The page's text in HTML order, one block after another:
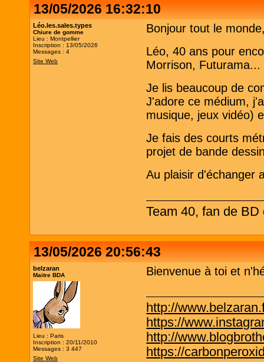
13/05/2026 16:32:10
Léo.les.sales.types
Chiure de gomme
Lieu : Montpellier
Inscription : 13/05/2026
Messages : 4
Site Web
Bonjour tout le
Léo, 40 ans pour
Morrison, Futurama...
Je lis beaucoup de
J'adore ce médium,
musique, jeux vidéo)
Je fais des courts
projet de bande
Au plaisir d'échanger
Team 40, fan de
13/05/2026 20:56:43
belzaran
Maitre BDA
Lieu : Paris
Inscription : 20/11/2010
Messages : 3 447
Site Web
Bienvenue à toi et
http://
https://
http://
https://